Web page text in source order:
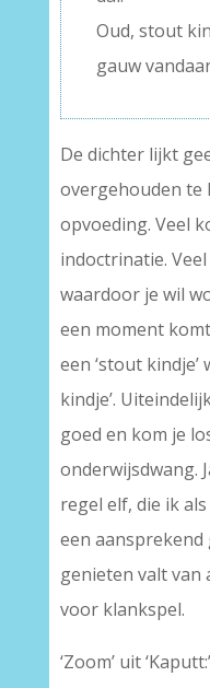
Oud, stout
gauw
De dichter lijkt
overgehouden te
opvoeding. Veel
indoctrinatie.
waardoor je wil
een moment
een ‘stout kindje’
kindje’.
goed en kom je
onderwijsdwang.
regel elf, die ik
een aansprekend
genieten valt van
voor klankspel.
‘Zoom’ uit ‘Kaputt:’